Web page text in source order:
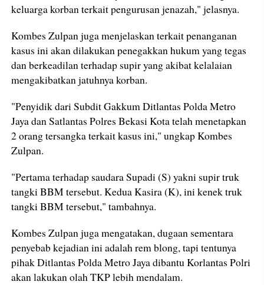
keluarga korban terkait pengurusan jenazah," jelasnya.
Kombes Zulpan juga menjelaskan terkait penanganan
kasus ini akan dilakukan penegakkan hukum yang tegas
dan berkeadilan terhadap supir yang akibat kelalaian
mengakibatkan jatuhnya korban.
"Penyidik dari Subdit Gakkum Ditlantas Polda Metro
Jaya dan Satlantas Polres Bekasi Kota telah menetapkan
2 orang tersangka terkait kasus ini," ungkap Kombes
Zulpan.
"Pertama terhadap saudara Supadi (S) yakni supir truk
tangki BBM tersebut. Kedua Kasira (K), ini kenek truk
tangki BBM tersebut," tambahnya.
Kombes Zulpan juga mengatakan, dugaan sementara
penyebab kejadian ini adalah rem blong, tapi tentunya
pihak Ditlantas Polda Metro Jaya dibantu Korlantas Polri
akan lakukan olah TKP lebih mendalam.